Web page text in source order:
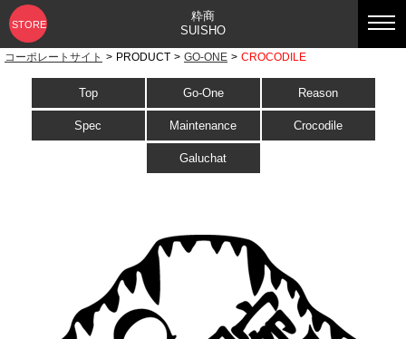
STORE
粋商
SUISHO
コーポレートサイト > PRODUCT > GO-ONE > CROCODILE
Top Go-One Reason
Spec Maintenance Crocodile
Galuchat